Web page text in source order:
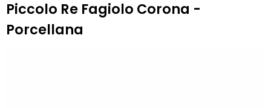
Piccolo Re Fagiolo Corona -
Porcellana